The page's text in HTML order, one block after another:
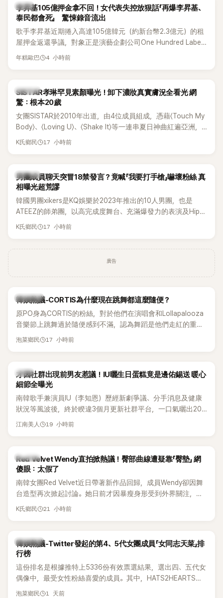
韓星
李昇基105億押金拿不回！女代表失控放狠話「再爆李昇基、
泰民都會死」 驚悚錄音流出
歌手李昇基近期捲入高達105億韓元（約新台幣2.3億元）的租
屋押金返還爭議，對象正是演藝企劃公司One Hundred Label
代表車佳媛(차가원)。如今事件再掀風波，YouTuber李鎮浩公開
年糕歐巴 4 小時前
K-POP
SISTAR孝琳罕見素顏曝光！卸下濃妝真實膚況全看光 網
驚：根本20歲
女團SISTAR於2010年出道，由4位成員組成，憑藉〈Touch My
Body〉、〈Loving U〉、〈Shake It〉等一連串夏日神曲紅遍亞洲，
獲封「夏日女王」。不過，團體在出道滿7年後宣布解散，成員各
不僅展現兩人多年不變的好交情，她幾乎素顏入鏡的真實模
樣，也意外掀起網友熱議。
K氏鄉民 17 小時前
K-POP
男團成員聊天突冒18禁發言？竟喊「我要打手槍」嚇壞粉絲 真
相曝光超荒謬
韓國男團xikers是KQ娛樂於2023年推出的10人男團，也是
ATEEZ的師弟團，以高完成度舞台、充滿爆發力的表演及Hip-
Hop風格聞名，出道後迅速累積大批海內外粉絲，近年也陸續
K氏鄉民 17 小時前
廣告
熱議討論
韓娛熱議-CORTIS為什麼現在跳舞都這麼隨便？
原PO身為CORTIS的粉絲，對於他們在演唱會和Lollapalooza
音樂節上跳舞過於隨便感到不滿，認為舞蹈是他們走紅的重要
原因，希望他們能更認真地表演。
泡菜鄉民 17 小時前
韓星
才因社群出現前男友惹議！IU曬生日蛋糕竟是邊佑錫送 暖心
細節全曝光
南韓歌手兼演員IU（李知恩）歷經新劇爭議、分手消息及健康
狀況等風波後，終於睽違3個月更新社群平台，一口氣曬出20
張近況照，讓大批粉絲又驚又喜。其中，一張生日蛋糕照意外
江南美人 19 小時前
K-POP
Red Velvet Wendy直拍掀熱議！臀部曲線遭疑靠「臀墊」 網
傻眼：太假了
南韓女團Red Velvet近日帶著新作品回歸，成員Wendy卻因舞
台造型再次掀起討論。她日前才因暴瘦身形受到外界關注，又
被質疑在舞台上使用臀墊，如今最新打歌舞台曝光後，再度因
K氏鄉民 21 小時前
熱議討論
韓娛熱議-Twitter發起的第4、5代女團成員「女同志天菜」排
行榜
這份排名是根據推特上5336份有效票選結果，選出四、五代女
偶像中，最受女性粉絲喜愛的成員。其中，HATS2HEARTS成
員包攬了前三名，展現了她們在女性社群中的高人氣。
泡菜鄉民 1 天前